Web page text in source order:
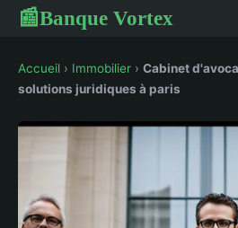
📰Banque Vortex
Accueil › Immobilier › Cabinet
solutions juridiques à paris